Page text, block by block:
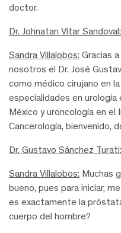
doctor.
Dr. Johnatan Vitar Sandoval:
Sandra Villalobos: Gracias
nosotros el Dr. José
como médico cirujano en
especialidades en urología
México y uroncología en
Cancerología, bienvenido,
Dr. Gustavo Sánchez Turati:
Sandra Villalobos: Muchas
bueno, pues para iniciar,
es exactamente la
cuerpo del hombre?